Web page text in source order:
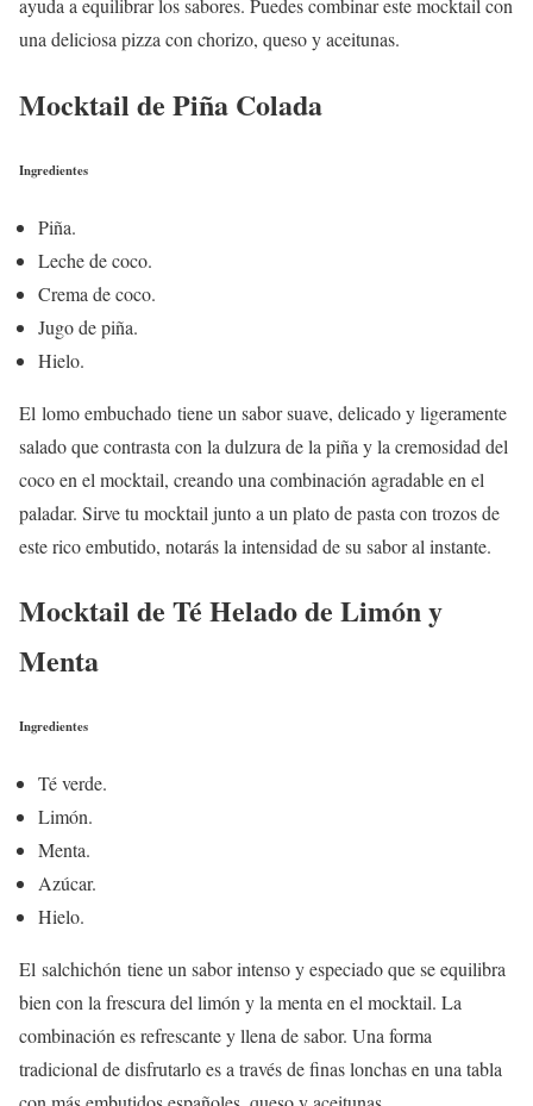
una deliciosa pizza con chorizo, queso y aceitunas.
Mocktail de Piña Colada
Ingredientes
Piña.
Leche de coco.
Crema de coco.
Jugo de piña.
Hielo.
El lomo embuchado tiene un sabor suave, delicado y ligeramente
salado que contrasta con la dulzura de la piña y la cremosidad del
coco en el mocktail, creando una combinación agradable en el
paladar. Sirve tu mocktail junto a un plato de pasta con trozos de
este rico embutido, notarás la intensidad de su sabor al instante.
Mocktail de Té Helado de Limón y
Menta
Ingredientes
Té verde.
Limón.
Menta.
Azúcar.
Hielo.
El salchichón tiene un sabor intenso y especiado que se equilibra
bien con la frescura del limón y la menta en el mocktail. La
combinación es refrescante y llena de sabor. Una forma
tradicional de disfrutarlo es a través de finas lonchas en una tabla